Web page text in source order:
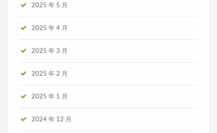
2025 年 5 月
2025 年 4 月
2025 年 3 月
2025 年 2 月
2025 年 1 月
2024 年 12 月